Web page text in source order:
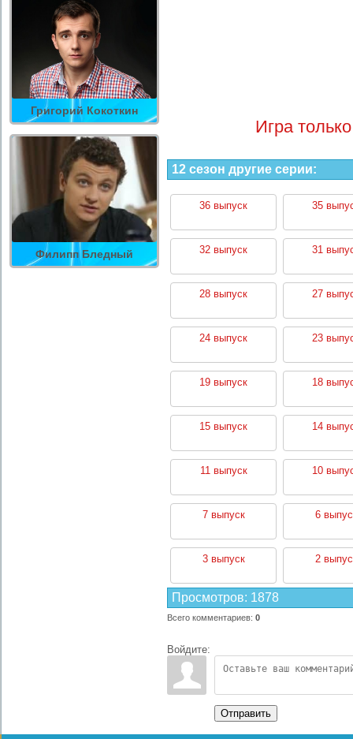
Григорий Кокоткин
Филипп Бледный
Игра
12 сезон другие серии:
36 выпуск 35
32 выпуск 31
28 выпуск 27
24 выпуск 23
19 выпуск 18
15 выпуск 14
11 выпуск 10
7 выпуск 6
3 выпуск 2
Просмотров: 1878
Всего комментариев: 0
Войдите:
Отправить